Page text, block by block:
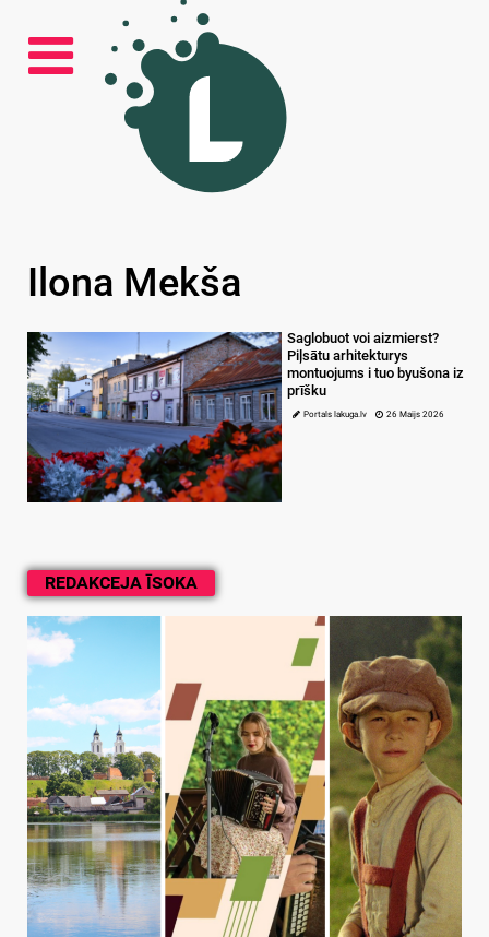
REDAKCEJA ĪSOKA
Ilona Mekša
Saglobuot voi aizmierst?
Piļsātu arhitekturys
montuojums i tuo byušona iz
prīšku
Portals lakuga.lv 26 Maijs 2026